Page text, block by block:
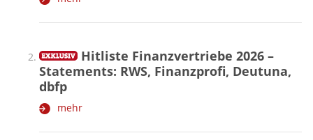
Hitliste Finanzvertriebe 2026 –
Statements: RWS, Finanzprofi, Deutuna,
dbfp
mehr